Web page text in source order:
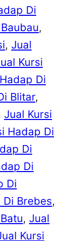
Di
, Jual
Kursi
Di
Blitar
Jual Kursi
Hadap Di
Di
Di
Di
Di Brebes
, Jual
Kursi